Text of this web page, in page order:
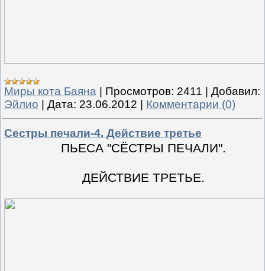
Миры кота Баяна Просмотров: 2411
Добавил:
Эйлио
Дата: 23.06.2012 Комментарии (0)
Сестры печали-4. Действие третье
ПЬЕСА "СЁСТРЫ ПЕЧАЛИ".
ДЕЙСТВИЕ ТРЕТЬЕ.